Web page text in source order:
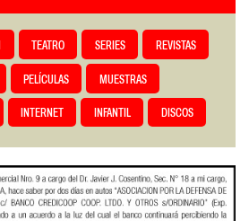
TEATRO SERIES REVISTAS
PELÍCULAS MUESTRAS
INTERNET INFANTIL DISCOS